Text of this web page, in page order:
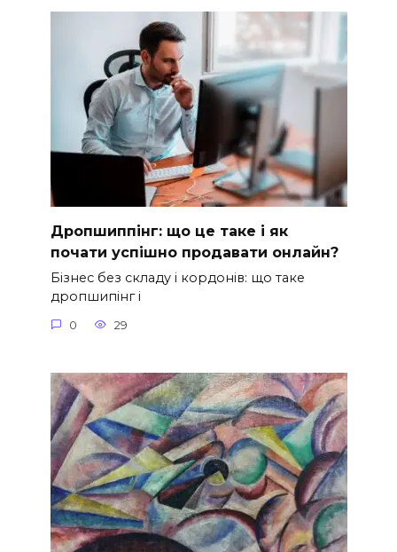
Дропшиппінг: що це таке і як
почати успішно продавати онлайн?
Бізнес без складу і кордонів: що таке
дропшипінг і
0 29